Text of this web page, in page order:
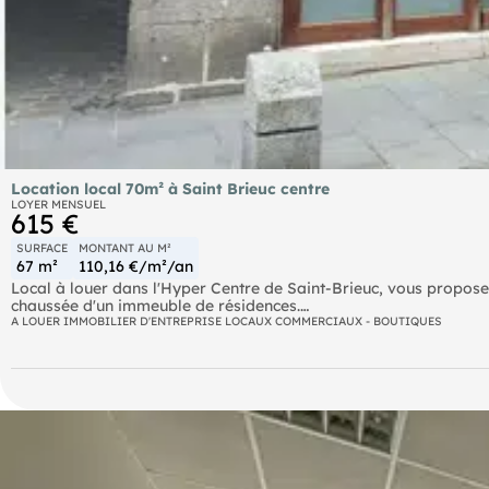
Location local 70m² à Saint Brieuc centre
LOYER MENSUEL
615 €
SURFACE
67 m²
MONTANT AU M²
110,16 €/m²/an
Local à louer dans l'Hyper Centre de Saint-Brieuc, vous propose à la location ce local de près de 70 m² situé au rez-de-
chaussée d'un immeuble de résidences.
Plusieurs options d'aménagement s'offrent à vous pour
Places de stationnement sur voie publique
Loyer mensuel : 615 euros hors charges
Dépôt de garantie : 1 mois de loyer hors charges
- Très belle visibilité
A LOUER IMMOBILIER D'ENTREPRISE LOCAUX COMMERCIAUX - BOUTIQUES